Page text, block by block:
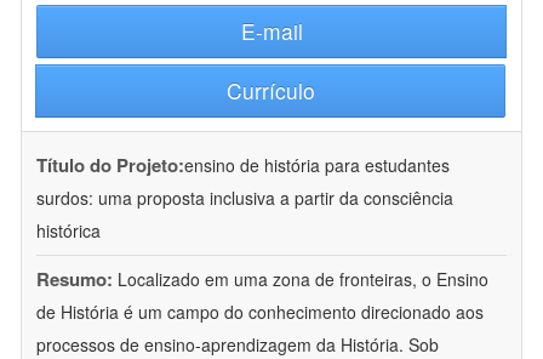
E-mail
Currículo
Título do Projeto:ensino de história para estudantes
surdos: uma proposta inclusiva a partir da consciência
histórica
Resumo: Localizado em uma zona de fronteiras, o Ensino
de História é um campo do conhecimento direcionado aos
processos de ensino-aprendizagem da História. Sob